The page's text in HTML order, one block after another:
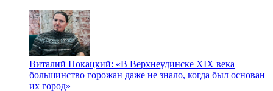
Виталий Покацкий: «В Верхнеудинске XIX века
большинство горожан даже не знало, когда был основан
их город»